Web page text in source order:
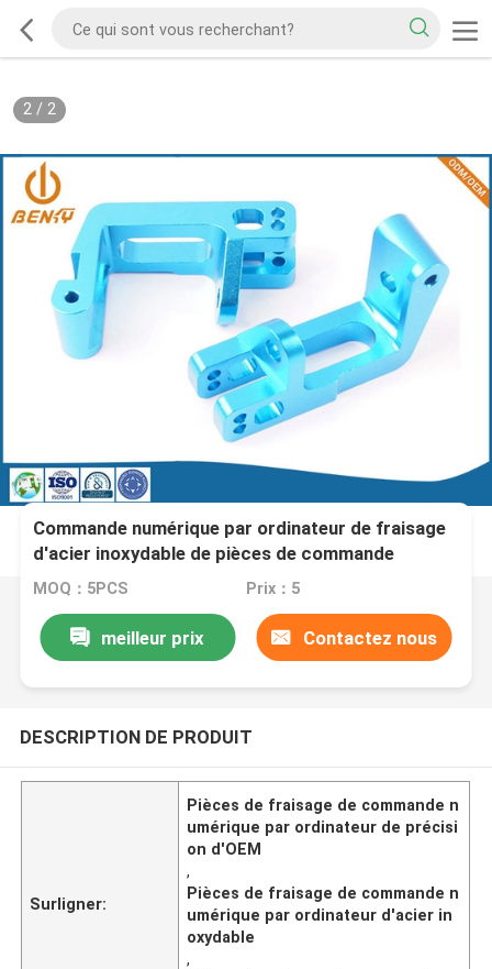
2/ 2
Commande numérique par ordinateur de fraisage
d'acier inoxydable de pièces de commande
numérique par ordinateur de précision d'OEM
MOQ：5PCS Prix：5
meilleur prix Contactez nous
DESCRIPTION DE PRODUIT
Surligner:
Pièces de fraisage de commande n
umérique par ordinateur de précisi
on d'OEM
,
Pièces de fraisage de commande n
umérique par ordinateur d'acier in
oxydable
,